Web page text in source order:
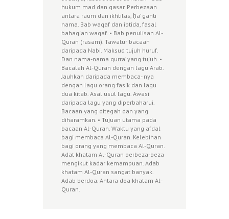
hukum mad dan qasar. Perbezaan
antara raum dan ikhtilas, ḥa’ ganti
nama. Bab waqaf dan ibtida, fasal
bahagian waqaf. • Bab penulisan Al-
Quran (rasam). Tawatur bacaan
daripada Nabi. Maksud tujuh huruf.
Dan nama-nama qurra’ yang tujuh. •
Bacalah Al-Quran dengan lagu Arab.
Jauhkan daripada membaca- nya
dengan lagu orang fasik dan lagu
dua kitab. Asal usul lagu. Awasi
daripada lagu yang diperbaharui.
Bacaan yang ditegah dan yang
diharamkan. • Tujuan utama pada
bacaan Al-Quran. Waktu yang afdal
bagi membaca Al-Quran. Kelebihan
bagi orang yang membaca Al-Quran.
Adat khatam Al-Quran berbeza-beza
mengikut kadar kemampuan. Adab
khatam Al-Quran sangat banyak.
Adab berdoa. Antara doa khatam Al-
Quran.